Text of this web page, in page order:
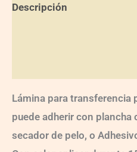
Descripción
Lámina para transferencia
puede adherir con plancha
secador de pelo, o